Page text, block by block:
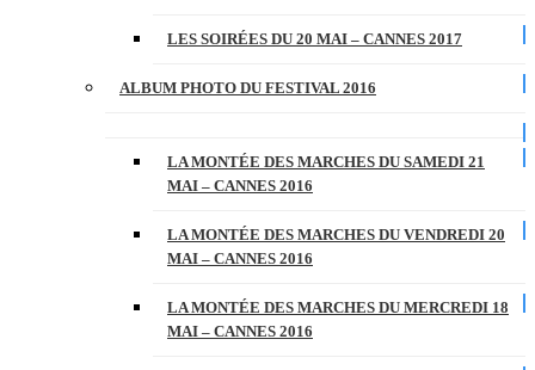
LES SOIRÉES DU 20 MAI – CANNES 2017
ALBUM PHOTO DU FESTIVAL 2016
LA MONTÉE DES MARCHES DU SAMEDI 21
MAI – CANNES 2016
LA MONTÉE DES MARCHES DU VENDREDI 20
MAI – CANNES 2016
LA MONTÉE DES MARCHES DU MERCREDI 18
MAI – CANNES 2016